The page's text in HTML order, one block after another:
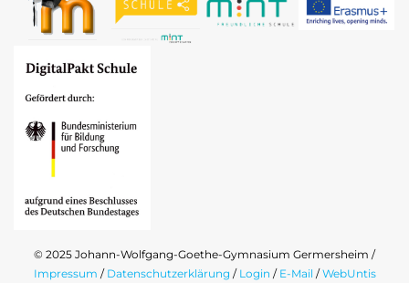
© 2025 Johann-Wolfgang-Goethe-Gymnasium Germersheim /
Impressum / Datenschutzerklärung / Login / E-Mail /WebUntis